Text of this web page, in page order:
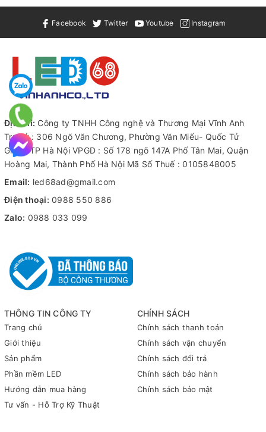
Facebook Twitter Youtube Instagram
THÔNG TIN CÔNG TY
Trang chủ
Giới thiệu
Sản phẩm
Phần mềm LED
Hướng dẫn mua hàng
Tư vấn - Hỗ Trợ Kỹ Thuật
CHÍNH SÁCH
Chính sách thanh toán
Chính sách vận chuyển
Chính sách đổi trả
Chính sách bảo hành
Chính sách bảo mật
Địa chỉ: Công ty TNHH Công nghệ và Thương Mại Vĩnh Anh
Trụ sở : 306 Ngõ Văn Chương, Phường Văn Miếu- Quốc Tử
Giám, TP Hà Nội VPGD : Số 178 ngõ 147A Phố Tân Mai, Quận
Hoàng Mai, Thành Phố Hà Nội Mã Số Thuế : 0105848005
Email: led68ad@gmail.com
Điện thoại: 0988 550 886
Zalo: 0988 033 099